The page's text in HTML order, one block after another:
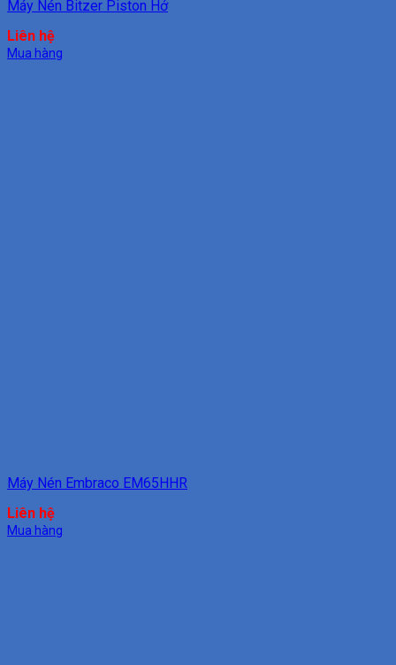
Máy Nén Bitzer Piston Hở
Liên hệ
Mua hàng
Máy Nén Embraco EM65HHR
Liên hệ
Mua hàng